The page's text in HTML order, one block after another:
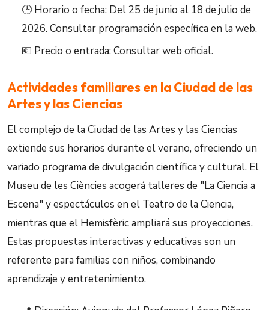
🕒 Horario o fecha: Del 25 de junio al 18 de julio de
2026. Consultar programación específica en la web.
💶 Precio o entrada: Consultar web oficial.
Actividades familiares en la Ciudad de las
Artes y las Ciencias
El complejo de la Ciudad de las Artes y las Ciencias
extiende sus horarios durante el verano, ofreciendo un
variado programa de divulgación científica y cultural. El
Museu de les Ciències acogerá talleres de "La Ciencia a
Escena" y espectáculos en el Teatro de la Ciencia,
mientras que el Hemisfèric ampliará sus proyecciones.
Estas propuestas interactivas y educativas son un
referente para familias con niños, combinando
aprendizaje y entretenimiento.